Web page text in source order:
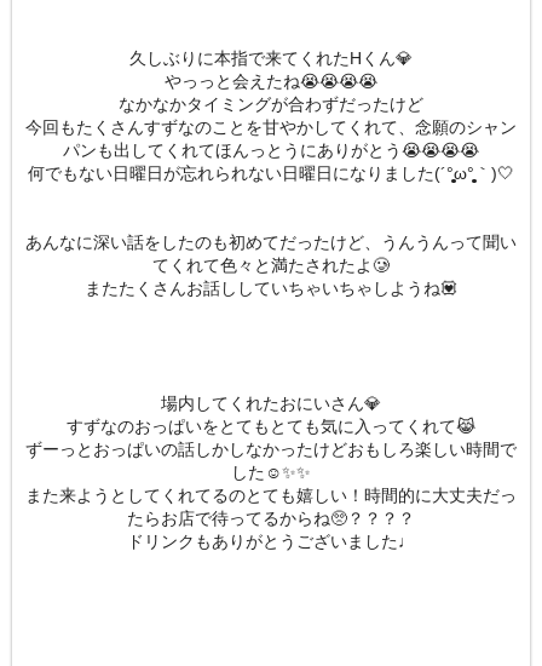
久しぶりに本指で来てくれたHくん💎
やっっと会えたね😭😭😭😭
なかなかタイミングが合わずだったけど
今回もたくさんすずなのことを甘やかしてくれて、念願のシャン
パンも出してくれてほんっとうにありがとう😭😭😭😭
何でもない日曜日が忘れられない日曜日になりました(´°̥̥̥̥̥̥̥̥ω°̥̥̥̥̥̥̥̥｀)🤍
あんなに深い話をしたのも初めてだったけど、うんうんって聞い
てくれて色々と満たされたよ🥲
またたくさんお話ししていちゃいちゃしようね💟
場内してくれたおにいさん💎
すずなのおっぱいをとてもとても気に入ってくれて😹
ずーっとおっぱいの話しかしなかったけどおもしろ楽しい時間で
した☺️✨✨
また来ようとしてくれてるのとても嬉しい！時間的に大丈夫だっ
たらお店で待ってるからね🥺？？？？
ドリンクもありがとうございました♩